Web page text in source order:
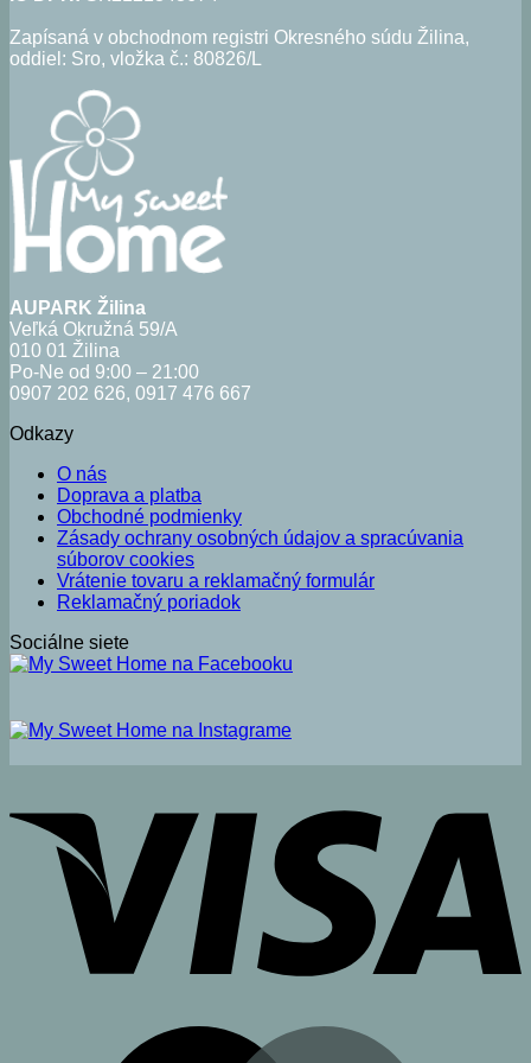
Zapísaná v obchodnom registri Okresného súdu Žilina,
oddiel: Sro, vložka č.: 80826/L
AUPARK Žilina
Veľká Okružná 59/A
010 01 Žilina
Po-Ne od 9:00 – 21:00
0907 202 626, 0917 476 667
Odkazy
O nás
Doprava a platba
Obchodné podmienky
Zásady ochrany osobných údajov a spracúvania
súborov cookies
Vrátenie tovaru a reklamačný formulár
Reklamačný poriadok
Sociálne siete